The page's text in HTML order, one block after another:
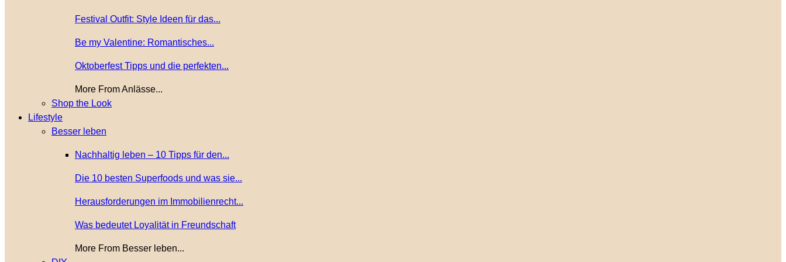
Festival Outfit: Style Ideen für das...
Be my Valentine: Romantisches...
Oktoberfest Tipps und die perfekten...
More From Anlässe...
Shop the Look
Lifestyle
Besser leben
Nachhaltig leben – 10 Tipps für den...
Die 10 besten Superfoods und was sie...
Herausforderungen im Immobilienrecht...
Was bedeutet Loyalität in Freundschaft
More From Besser leben...